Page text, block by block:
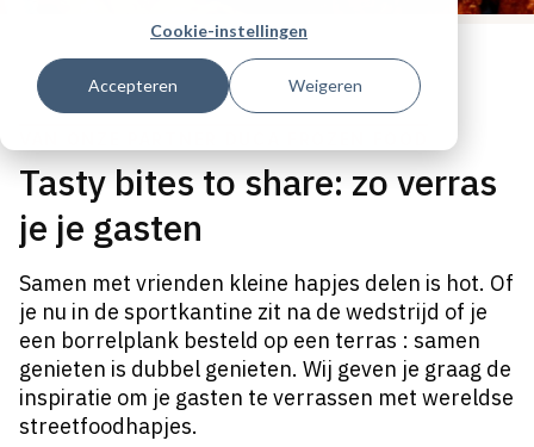
Cookie-instellingen
Accepteren Weigeren
Tags:promotioneel
Gepubliceerd op: 16 september 2021
Tasty bites to share: zo verras
je je gasten
Samen met vrienden kleine hapjes delen is hot. Of
je nu in de sportkantine zit na de wedstrijd of je
een borrelplank besteld op een terras : samen
genieten is dubbel genieten. Wij geven je graag de
inspiratie om je gasten te verrassen met wereldse
streetfoodhapjes.